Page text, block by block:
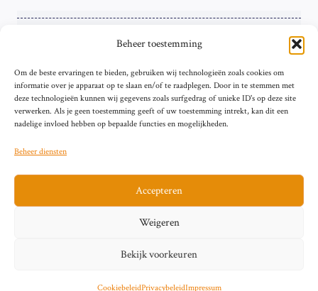
Beheer toestemming
Om de beste ervaringen te bieden, gebruiken wij technologieën zoals cookies om
informatie over je apparaat op te slaan en/of te raadplegen. Door in te stemmen met
deze technologieën kunnen wij gegevens zoals surfgedrag of unieke ID's op deze site
verwerken. Als je geen toestemming geeft of uw toestemming intrekt, kan dit een
nadelige invloed hebben op bepaalde functies en mogelijkheden.
Beheer diensten
Accepteren
Weigeren
Bekijk voorkeuren
CookiebeleidPrivacybeleidImpressum
ZAKELIJK
Hardnekkige Inflatie bij de ‘Grote Vier’
van de Eurozone
Mei 29, 2026
Sitemap Contact Privacybeleid (EU)
Impressum
Cookiebeleid (EU)